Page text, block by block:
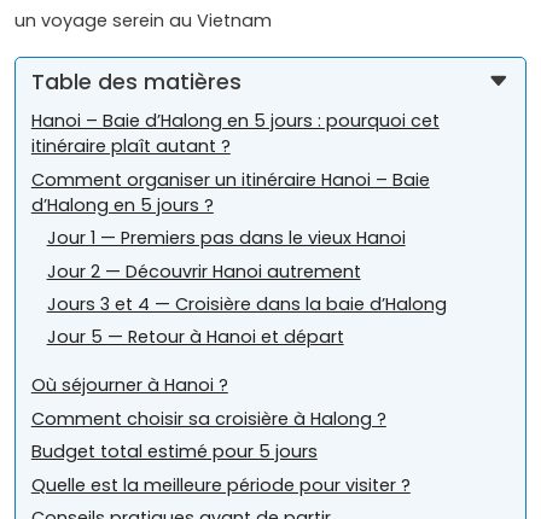
un voyage serein au Vietnam
Table des matières
Hanoi – Baie d’Halong en 5 jours : pourquoi cet
itinéraire plaît autant ?
Comment organiser un itinéraire Hanoi – Baie
d’Halong en 5 jours ?
Jour 1 — Premiers pas dans le vieux Hanoi
Jour 2 — Découvrir Hanoi autrement
Jours 3 et 4 — Croisière dans la baie d’Halong
Jour 5 — Retour à Hanoi et départ
Où séjourner à Hanoi ?
Comment choisir sa croisière à Halong ?
Budget total estimé pour 5 jours
Quelle est la meilleure période pour visiter ?